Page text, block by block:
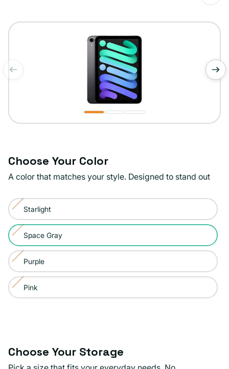
Choose Your Color
A color that matches your style. Designed to stand out
Color:
Space
Gray
Starlight
Variante
agotada
o
no
disponible
Space Gray
Variante
agotada
o
no
disponible
Purple
Variante
agotada
o
Pink
Variante
disponible
Choose Your Storage